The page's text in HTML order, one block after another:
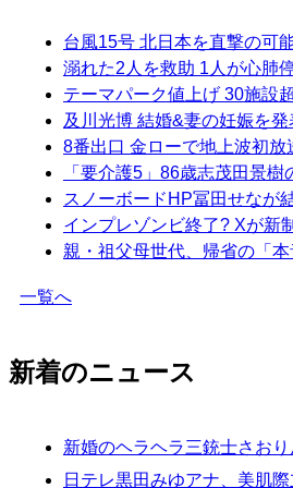
台風15号 北日本を直撃の可
溺れた2人を救助 1人が心肺
テーマパーク値上げ 30施設
及川光博 結婚&妻の妊娠を発
8番出口 金ローで地上波初放
「要介護5」86歳志茂田景樹
スノーボードHP冨田せなが
インプレゾンビ終了? Xが新
親・祖父母世代、帰省の「本
一覧へ
新着のニュース
新婚のヘラヘラ三銃士さお
日テレ黒田みゆアナ、美肌